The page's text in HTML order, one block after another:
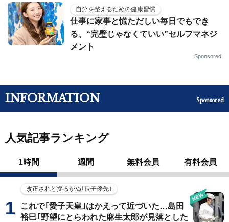
自分を整えるための健康習慣
仕事に家事と慌ただしい毎日でもでき
る、“完璧じゃなくていい”セルフマネジ
メント
Sponsored
INFORMATION Sponsored
人気記事ランキング
1時間 週間 無料会員 有料会員
改正されど揺るがぬ｢長子優先｣
これで｢愛子天皇｣はかえって近づいた…島田
裕巳｢野望にとらわれた麻生太郎が見落とした